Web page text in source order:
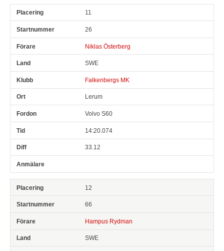
11
26
Niklas Österberg
SWE
Falkenbergs MK
Lerum
Volvo S60
14:20.074
33.12
12
66
Hampus Rydman
SWE